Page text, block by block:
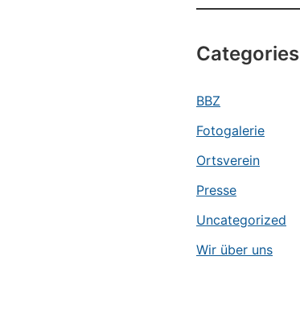
Categories
BBZ
Fotogalerie
Ortsverein
Presse
Uncategorized
Wir über uns